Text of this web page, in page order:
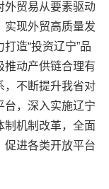
外贸易从要素驱动
实现外贸高质量发
造“投资辽宁”品
推动产供链合理有
，不断提升我省对
台，深入实施辽宁
制机制改革，全面
促进各类开放平台